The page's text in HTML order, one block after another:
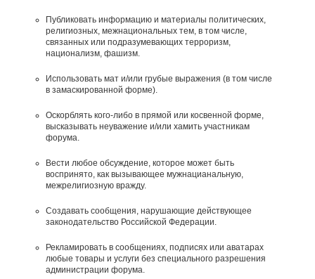
Публиковать информацию и материалы политических,
религиозных, межнациональных тем, в том числе,
связанных или подразумевающих терроризм,
национализм, фашизм.
Использовать мат и/или грубые выражения (в том числе
в замаскированной форме).
Оскорблять кого-либо в прямой или косвенной форме,
высказывать неуважение и/или хамить участникам
форума.
Вести любое обсуждение, которое может быть
воспринято, как вызывающее мужнацианальную,
межрелигиозную вражду.
Создавать сообщения, наpyшающие действyющее
законодательство Российской Федерации.
Рекламировать в сообщениях, подписях или аватарах
любые товары и услуги без специального разрешения
администрации форума.